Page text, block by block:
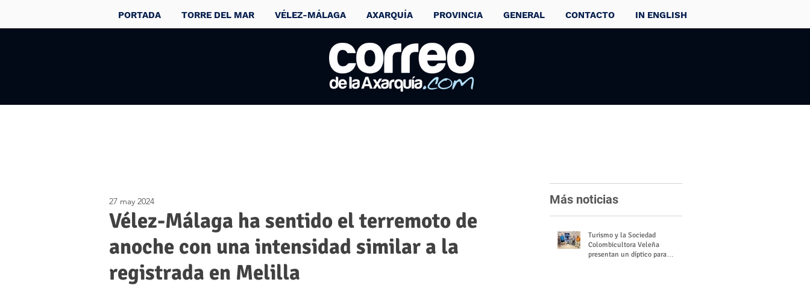
PORTADA TORRE DEL MAR VÉLEZ-MÁLAGA AXARQUÍA PROVINCIA GENERAL CONTACTO IN ENGLISH
Vélez-Málaga ha sentido el terremoto de
anoche con una intensidad similar a la
registrada en Melilla
27 may 2024 Más noticias
Turismo y la Sociedad
Colombicultora Veleña
presentan un díptico para